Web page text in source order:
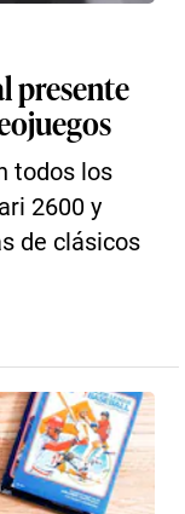
presente
todos los
2600 y
de clásicos